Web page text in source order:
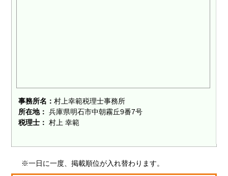
事務所名：村上幸範税理士事務所
所在地： 兵庫県明石市中朝霧丘9番7号
税理士： 村上 幸範
※一日に一度、掲載順位が入れ替わります。